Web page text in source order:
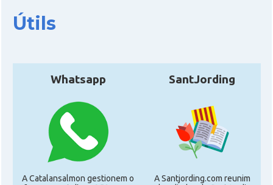
Útils
Whatsapp
A Catalansalmon gestionem o
SantJording
A Santjording.com reunim